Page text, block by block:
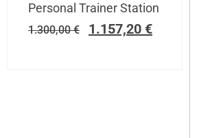
Personal Trainer Station
1.300,00€ 1.157,20 €